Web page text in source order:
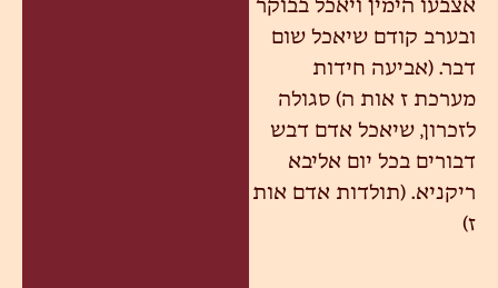
אצבעו הימין ויאכל בבוקר
ובערב קודם שיאכל שום
דבר. (אביעה חידות
מערכת ז אות ה) סגולה
לזכרון, שיאכל אדם דבש
דבורים בכל יום אליבא
ריקניא. (תולדות אדם אות
ז)